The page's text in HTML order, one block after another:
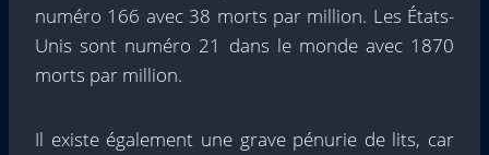
numéro 166 avec 38 morts par million. Les États-
Unis sont numéro 21 dans le monde avec 1870
morts par million.
Il existe également une grave pénurie de lits, car